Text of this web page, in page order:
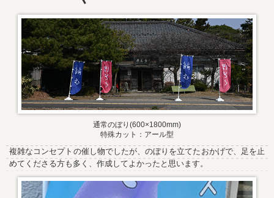
通常のぼり(600×1800mm)
特殊カット：アール型
複雑なコンセプトの催し物でしたが、のぼりを立てたおかげで、足を止
めてくださる方も多く、作成してよかったと思います。